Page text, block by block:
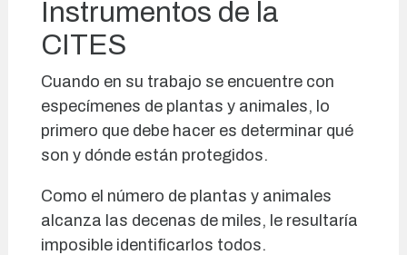
Instrumentos de la
CITES
Cuando en su trabajo se encuentre con
especímenes de plantas y animales, lo
primero que debe hacer es determinar qué
son y dónde están protegidos.
Como el número de plantas y animales
alcanza las decenas de miles, le resultaría
imposible identificarlos todos.